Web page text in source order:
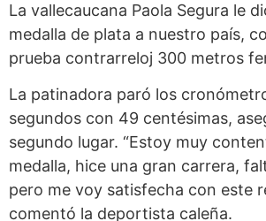
La vallecaucana Paola Segura le
medalla de plata a nuestro país,
prueba contrarreloj 300 metros
La patinadora paró los
segundos con 49 centésimas,
segundo lugar. “Estoy muy
medalla, hice una gran carrera,
pero me voy satisfecha con este
comentó la deportista caleña.